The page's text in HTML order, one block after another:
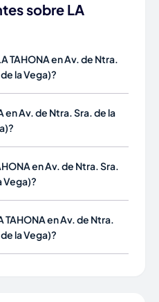
sobre LA
TAHONA en Av. de Ntra.
la Vega)?
en Av. de Ntra. Sra. de la
en Av. de Ntra. Sra.
Vega)?
en Av. de Ntra.
la Vega)?